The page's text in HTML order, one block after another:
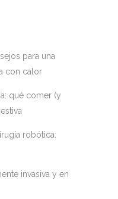
para una
con calor
qué comer (y
robótica:
invasiva y en